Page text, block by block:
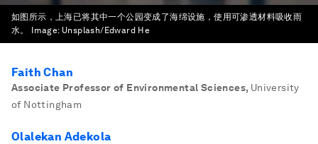
如图所示，上海已将其中一个公园变成了海绵设施，使用可渗透材料吸收雨
水。
Image: Unsplash/Edward He
Faith Chan
Associate Professor of Environmental Sciences, University
of Nottingham
Olalekan Adekola